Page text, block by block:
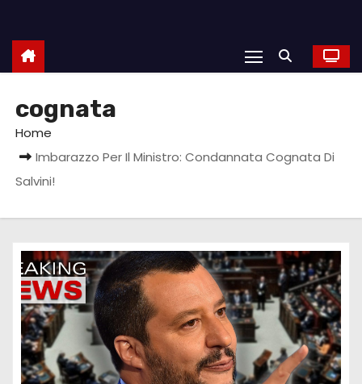
cognata
Home
Imbarazzo Per Il Ministro: Condannata Cognata Di
Salvini!